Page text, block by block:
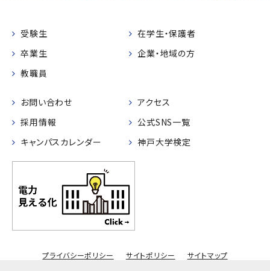
受験生
在学生・保護者
卒業生
企業・地域の方
教職員
お問い合わせ
アクセス
採用情報
公式SNS一覧
キャンパスカレンダー
神戸大学検定
プライバシーポリシー サイトポリシー サイトマップ